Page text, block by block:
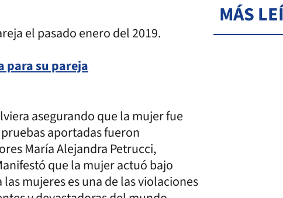
el pasado enero del 2019.
para su pareja
asegurando que la mujer fue
aportadas fueron
María Alejandra Petrucci,
que la mujer actuó bajo
mujeres es una de las violaciones
MÁS